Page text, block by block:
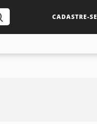
CADASTRE-SE